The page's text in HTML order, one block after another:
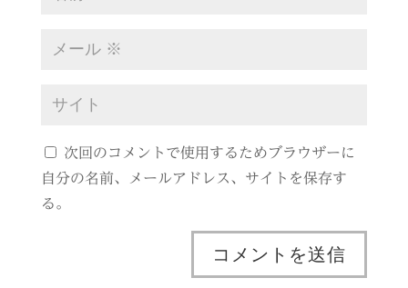
次回のコメントで使用するためブラウザーに
自分の名前、メールアドレス、サイトを保存す
る。